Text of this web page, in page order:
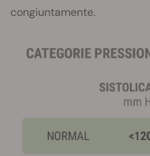
congiuntamente.